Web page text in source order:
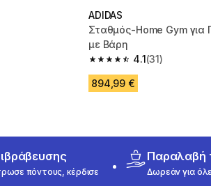
ADIDAS
Σταθμός-Home Gym για
με Βάρη
4.1
4.1 out of 5 stars from 31
(31)
894,99 €
πόντους, κέρδισε
Παραλαβή
Δωρεάν για